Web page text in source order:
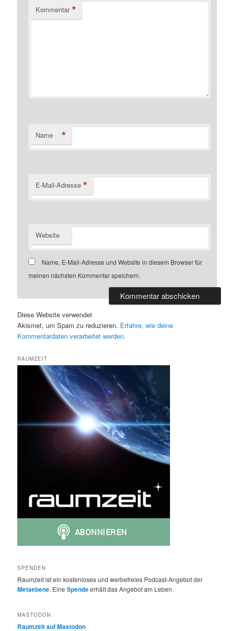
Kommentar *
Name *
E-Mail-Adresse *
Website
Name, E-Mail-Adresse und Website in diesem Browser für
meinen nächsten Kommentar speichern.
Diese Website verwendet
Akismet, um Spam zu reduzieren. Erfahre, wie deine
Kommentardaten verarbeitet werden.
RAUMZEIT
SPENDEN
Raumzeit ist ein kostenloses und werbefreies Podcast-Angebot der
Metaebene. EineSpendeerhält das Angebot am Leben.
MASTODON
Raumzeit auf Mastodon